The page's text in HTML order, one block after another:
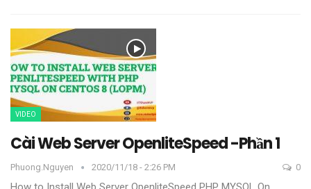
VIDEO
Cài Web Server OpenliteSpeed -Phần 1
Phuong.nguyen 2020/11/18 - 2:26 PM 0